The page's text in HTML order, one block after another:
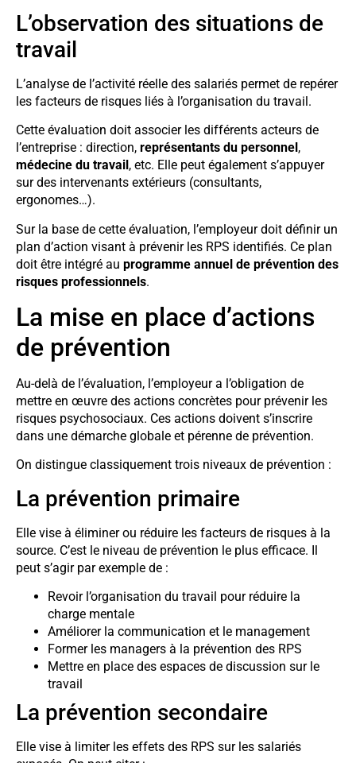
L’observation des situations de
travail
L’analyse de l’activité réelle des salariés permet de repérer
les facteurs de risques liés à l’organisation du travail.
Cette évaluation doit associer les différents acteurs de
l’entreprise : direction, représentants du personnel ,
médecine du travail , etc. Elle peut également s’appuyer
sur des intervenants extérieurs (consultants,
ergonomes…).
Sur la base de cette évaluation, l’employeur doit définir un
plan d’action visant à prévenir les RPS identifiés. Ce plan
doit être intégré au programme annuel de prévention des
risques professionnels.
La mise en place d’actions
de prévention
Au-delà de l’évaluation, l’employeur a l’obligation de
mettre en œuvre des actions concrètes pour prévenir les
risques psychosociaux. Ces actions doivent s’inscrire
dans une démarche globale et pérenne de prévention.
On distingue classiquement trois niveaux de prévention :
La prévention primaire
Elle vise à éliminer ou réduire les facteurs de risques à la
source. C’est le niveau de prévention le plus efficace. Il
peut s’agir par exemple de :
Revoir l’organisation du travail pour réduire la
charge mentale
Améliorer la communication et le management
Former les managers à la prévention des RPS
Mettre en place des espaces de discussion sur le
travail
La prévention secondaire
Elle vise à limiter les effets des RPS sur les salariés